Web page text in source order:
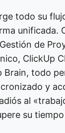
todo su
unificada.
de
ClickUp
Brain, todo
y
al
su